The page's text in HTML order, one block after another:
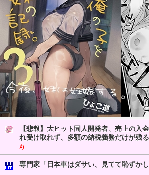
【悲報】大ヒット同人開発者、売上の入
れ受け取れず、多額の納税義務だけが残
ﾒ)
専門家「日本車はダサい、見てて恥ずかし